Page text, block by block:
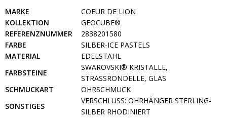
MARKE
COEUR DE LION
KOLLEKTION
GEOCUBE®
REFERENZNUMMER
2838201580
FARBE
SILBER-ICE PASTELS
MATERIAL
EDELSTAHL
FARBSTEINE
SWAROVSKI® KRISTALLE,
STRASSRONDELLE, GLAS
SCHMUCKART
OHRSCHMUCK
SONSTIGES
VERSCHLUSS: OHRHÄNGER STERLING-
SILBER RHODINIERT